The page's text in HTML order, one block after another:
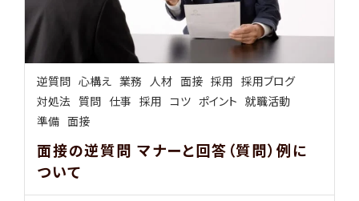
逆質問 心構え 業務 人材 面接 採用 採用ブログ
対処法 質問 仕事 採用 コツ ポイント 就職活動
準備 面接
面接の逆質問 マナーと回答（質問）例に
ついて